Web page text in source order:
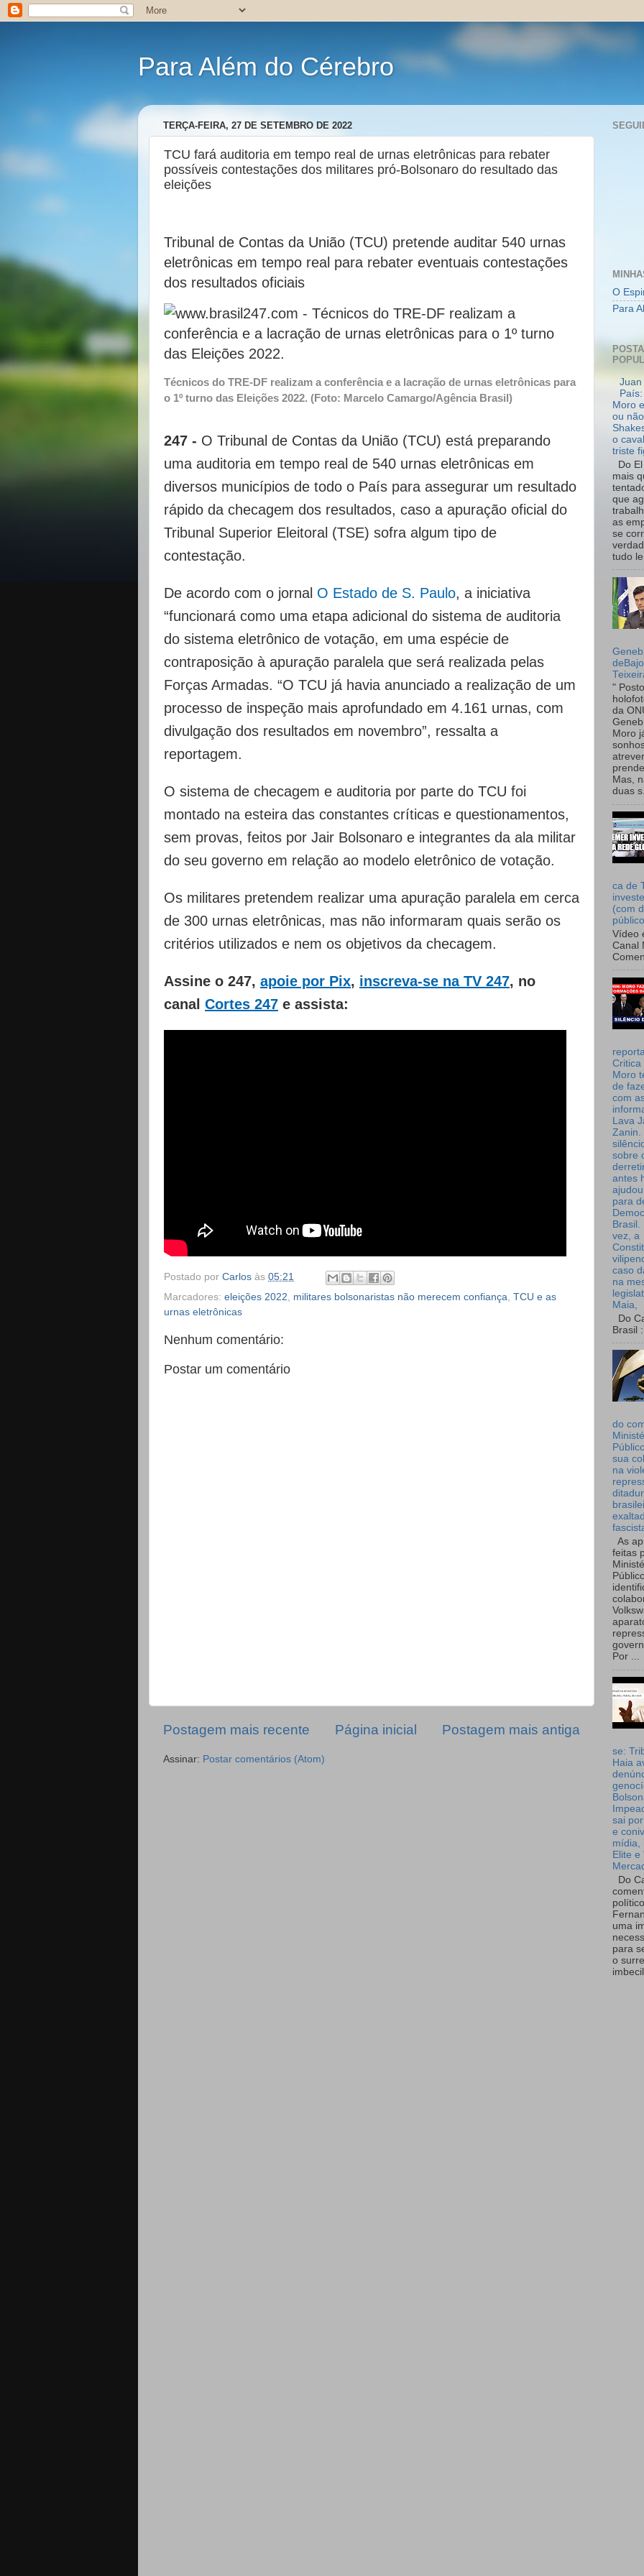
Para Além do Cérebro
TERÇA-FEIRA, 27 DE SETEMBRO DE 2022
TCU fará auditoria em tempo real de urnas eletrônicas para rebater
possíveis contestações dos militares pró-Bolsonaro do resultado das
eleições
Tribunal de Contas da União (TCU) pretende auditar 540 urnas
eletrônicas em tempo real para rebater eventuais contestações
dos resultados oficiais
Técnicos do TRE-DF realizam a conferência e a lacração de urnas eletrônicas para
o 1º turno das Eleições 2022. (Foto: Marcelo Camargo/Agência Brasil)
247 - O Tribunal de Contas da União (TCU) está preparando
uma auditoria em tempo real de 540 urnas eletrônicas em
diversos municípios de todo o País para assegurar um resultado
rápido da checagem dos resultados, caso a apuração oficial do
Tribunal Superior Eleitoral (TSE) sofra algum tipo de
contestação.
De acordo com o jornal O Estado de S. Paulo, a iniciativa
“funcionará como uma etapa adicional do sistema de auditoria
do sistema eletrônico de votação, em uma espécie de
contraposição à apuração paralela que será realizada pelas
Forças Armadas. “O TCU já havia anunciado a realização de um
processo de inspeção mais aprofundado em 4.161 urnas, com
divulgação dos resultados em novembro”, ressalta a
reportagem.
O sistema de checagem e auditoria por parte do TCU foi
montado na esteira das constantes críticas e questionamentos,
sem provas, feitos por Jair Bolsonaro e integrantes da ala militar
do seu governo em relação ao modelo eletrônico de votação.
Os militares pretendem realizar uma apuração paralela em cerca
de 300 urnas eletrônicas, mas não informaram quais serão os
critérios utilizados e nem os objetivos da checagem.
Assine o 247, apoie por Pix, inscreva-se na TV 247, no
canal Cortes 247 e assista:
Postado por Carlos às 05:21
Marcadores: eleições 2022, militares bolsonaristas não merecem confiança, TCU e as
urnas eletrônicas
Nenhum comentário:
Postar um comentário
Postagem mais recente Postagem mais antiga
Página inicial
Assinar: Postar comentários (Atom)
O
Para
Juan
Moro
ou
o
triste
Do
mais
que
as
se
tudo
"
da
Moro
Mas,
duas
ca de
(com
Vídeo
Canal
Critica
Moro
de
com
Lava
Zanin.
sobre
antes
para
Brasil.
vez, a
caso
na
Maia,
Do
Brasil :
do
sua
na
As
feitas
Por ...
se:
Haia
sai
e
mídia,
Elite e
Do
uma
para
o